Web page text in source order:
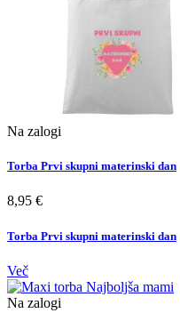
Na zalogi
Torba Prvi skupni materinski dan
8,95 €
Torba Prvi skupni materinski dan
Več
Na zalogi